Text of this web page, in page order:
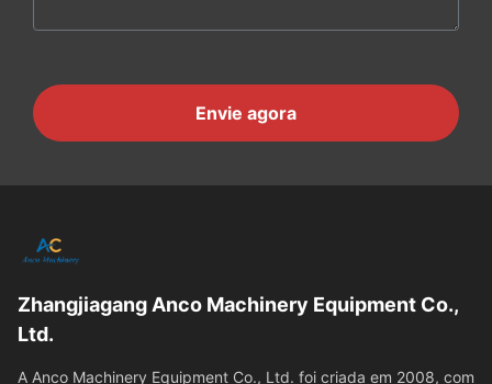
Envie agora
Zhangjiagang Anco Machinery Equipment Co.,
Ltd.
A Anco Machinery Equipment Co., Ltd. foi criada em 2008, com